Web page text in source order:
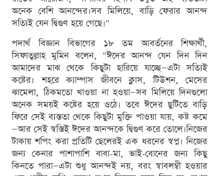
অনেক বেশি আনন্দের।সব মিলিয়ে, বাড়ি ফেরার আনন্দ
সত্যিই যেন দ্বিগুণ হয়ে গেছে।"
পদার্থ বিজ্ঞান বিভাগের ১৮ তম আবর্তনের শিক্ষার্থী,
সিফাতুল্লাহ মুমিন বলেন, "ঈদের আনন্দ যেন দিন দিন
আমাদের মাঝ থেকে কিছুটা হারিয়ে যাচ্ছে—এটা সত্যিই
কষ্টের। শহরে ক্যাম্পাস জীবনে ক্লাস, টিউশন, মেসের
ঝামেলা, ঠিকমতো খাওয়া না হওয়া—সব মিলিয়ে দিনগুলো
অনেক সময়ই কষ্টের হয়ে ওঠে। তবে ঈদের ছুটিতে বাড়ি
ফিরে সেই ব্যস্ততা থেকে কিছুটা মুক্তি পাওয়া যায়, কষ্ট কমে
—আর সেই স্বস্তিই ঈদের আনন্দকে দ্বিগুণ করে তোলে।নিজের
টাকায় শপিং করা প্রতিটি ছেলেরই এক ধরনের স্বপ্ন। নিজের
জন্য কেনার পাশাপাশি বাবা-মা, ভাই-বোনের জন্য কিছু
কিনতে পারা—এটা শুধু আনন্দই নয়, বরং স্বাবলম্বী হওয়ার